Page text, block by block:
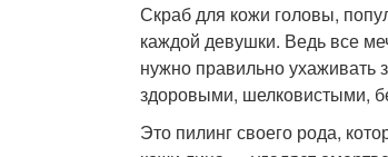
Скраб для кожи головы,
каждой девушки. Ведь все
нужно правильно ухаживать
здоровыми, шелковистыми,
Это пилинг своего рода,